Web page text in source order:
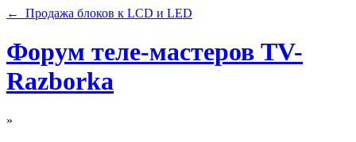
← Продажа блоков к LCD и LED
Форум теле-мастеров TV-
Razborka
»